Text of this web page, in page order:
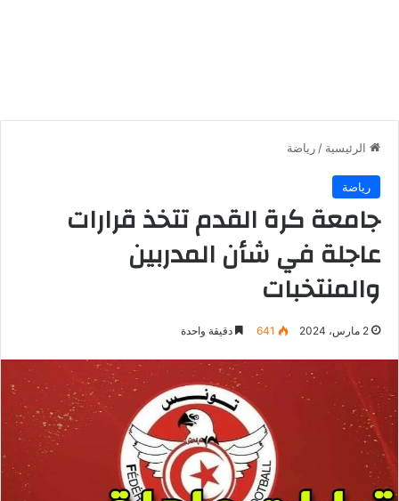
الرئيسية / رياضة
رياضة
جامعة كرة القدم تتخذ قرارات
عاجلة في شأن المدربين
والمنتخبات
2 مارس، 2024 641 دقيقة واحدة